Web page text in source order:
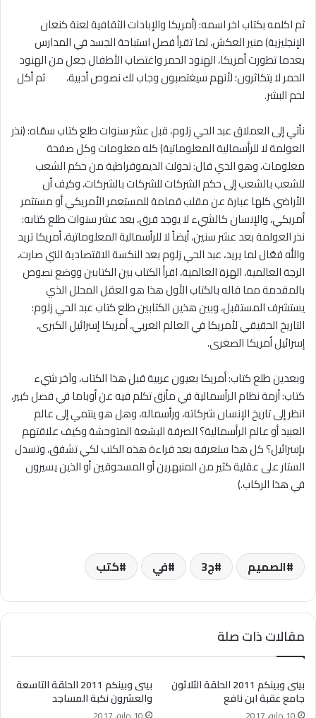
ثم اكلمه بكتاب اخر اسمه: (أمريكا والإبادات الثقافية لعنة كنعان
الإنجليزية) منير العكش، لما تقرأ فصل استباحة الجسد في المدارس
بعدما تطورت أمريكا، الهنود الحمر واغتصاب الأطفال جعل من الهنود
الحمر ﻻ يتكاثرون؛ لأنهم سيغتصبون وجاب لك نصوص أدبية، ثم أكل
لحم البشر.
نأتي إلى العملاق عبد الحي زلوم، قبل عشر سنوات طلع كتاب سمّاه: (نذر
العولمة ﻻ للرأسمالية المعلوماتية) كله معلومات وكل صفحة
معلومات، وهو الذي قال: تحولت الديموقراطية من حكم الشعب
للشعب بالشعب إلى حكم الشركات للشركات بالشركات، وكيف أن
الأراضي كلها عبارة عن مقلب قمامة للمستعمر الأمريكي أو مستثمر
أمريكي، والإنسان كالشيء ﻻ يوجد فرق، بعد عشر سنوات طلع كتابه:
نذر العولمة بعد عشر سنين، أيضاً ﻻ للرأسمالية المعلوماتية، أمريكا تريد
والله فعّال لما يريد، عبد الحي زلوم بعد النكسة اﻻقتصادية التي صارت،
الرجة العالمية، الهزة العالمية، اقرأ الكتاب بين الكتابين ووضع نصوص
بالمقدمة مما قاله بالكتاب الأول هذا هو العقل المحلل الذي
يستشرف المستقبل، وبين هذين الكتابين طلع كتاب عبد الحي زلوم:
التاريخ الحقيقي لأمريكا في العالم العربي، أمريكا إسرائيل الكبرى،
إسرائيل أمريكا الصغرى.
وبعدين طلع كتاب: أمريكا بعيون عربية قبل هذا الكتاب، وآخر شيء
كتاب: أزمة نظام الرأسمالية في مأزق تكلم فيه عن أوباما في فصل كبير،
انظر إلى تاريخ الإنسان شركاته، ورأسماله، وهل هو ينتمي إلى عالم
العبيد أو عالم الرأسمالية؟ الصرفة البشعة المتوحشة وكيف علاقتهم
بإسرائيل؟ كل هذا ستعرفه بعد قراءة هذه الكتب لكي تشفق، وتسدل
الستار على عقلية كثير من المنبهرين أو المسحوقين أو الذين يسيرون
في هذا الركاب.)
الصميم ج3 في كتب
مقالات ذات صلة
بينى وبينكم 2011 الحلقة الثلاثون
جامع عقبة ابن نافع
بينى وبينكم 2011 الحلقة التاسعة
والعشرون نكبة المساجد